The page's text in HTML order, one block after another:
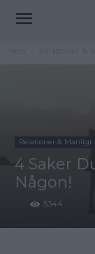
Relationer & Manligt
4 Saker
Någon!
5344